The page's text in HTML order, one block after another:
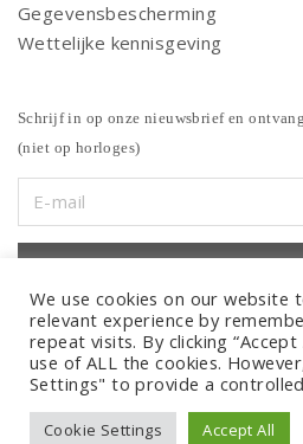
Gegevensbescherming
Wettelijke kennisgeving
Schrijf in op onze nieuwsbrief en
(niet op horloges)
We use cookies on our website
relevant experience by
repeat visits. By clicking
use of ALL the cookies.
Settings" to provide a
Cookie Settings Accept All